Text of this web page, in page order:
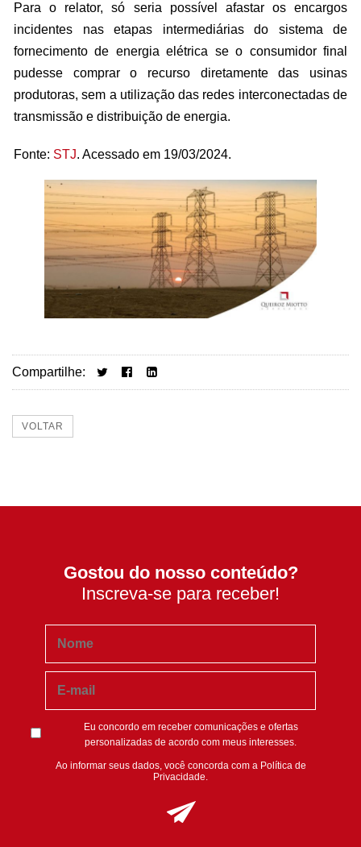
Para o relator, só seria possível afastar os encargos
incidentes nas etapas intermediárias do sistema de
fornecimento de energia elétrica se o consumidor final
pudesse comprar o recurso diretamente das usinas
produtoras, sem a utilização das redes interconectadas de
transmissão e distribuição de energia.
Fonte: STJ. Acessado em 19/03/2024.
Compartilhe:
VOLTAR
Gostou do nosso conteúdo?
Inscreva-se para receber!
Eu concordo em receber comunicações e ofertas
personalizadas de acordo com meus interesses.
Ao informar seus dados, você concorda com a Política de
Privacidade.